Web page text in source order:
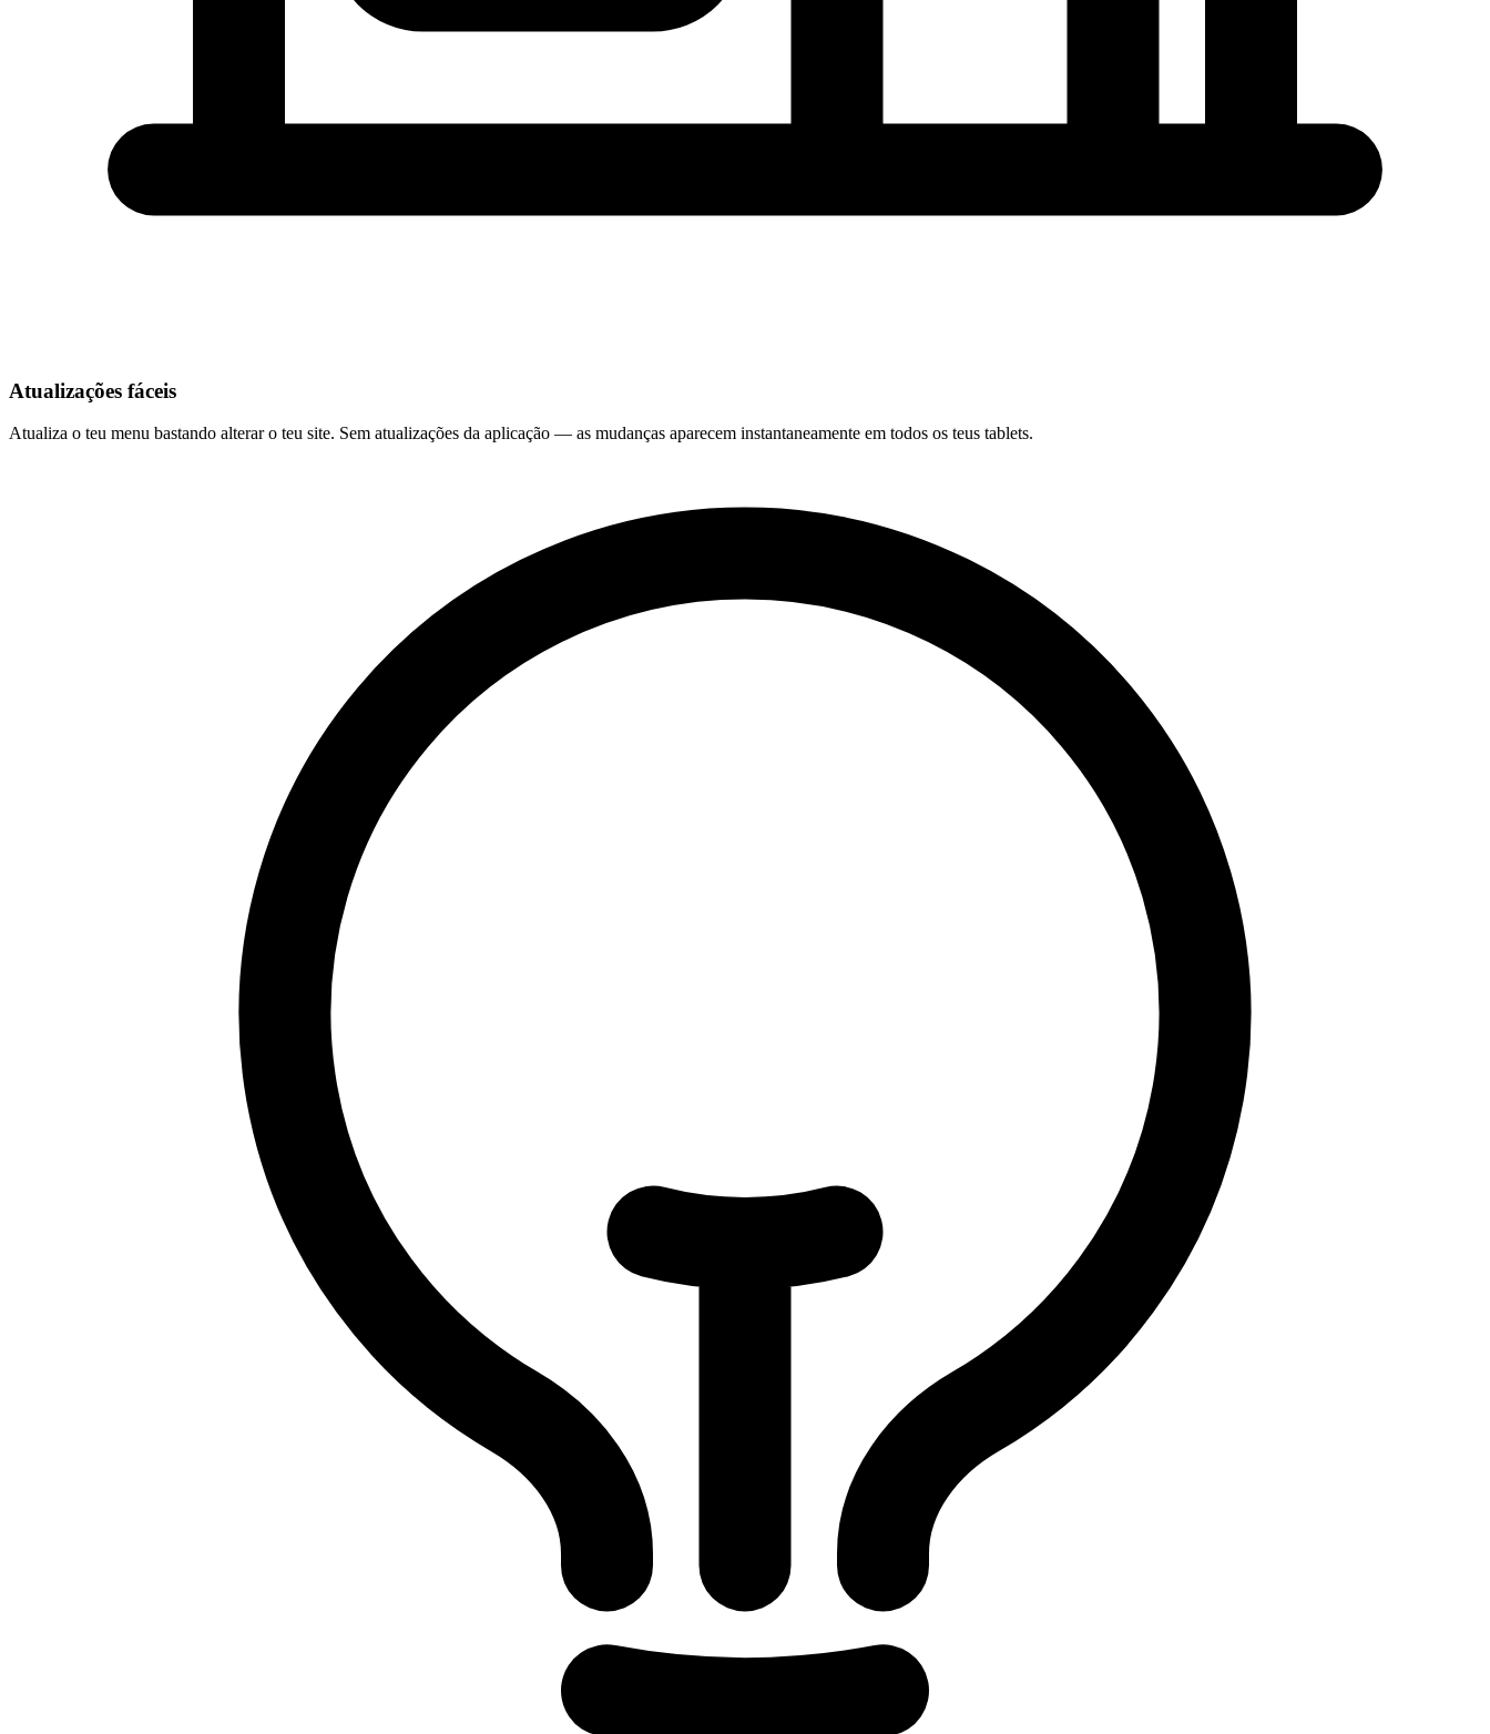
Atualizações fáceis
Atualiza o teu menu bastando alterar o teu site. Sem atualizações da aplicação — as mudanças aparecem instantaneamente em todos os teus tablets.